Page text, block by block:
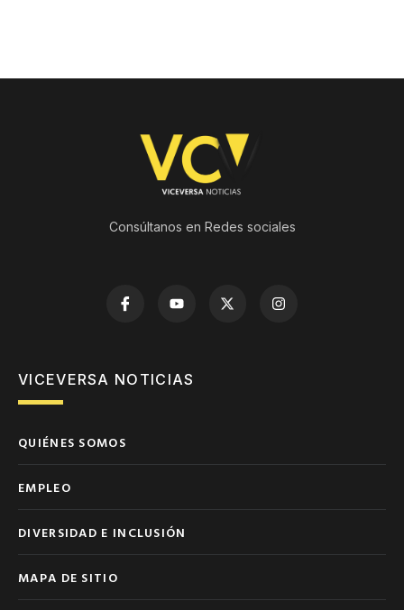
Consúltanos en Redes sociales
VICEVERSA NOTICIAS
QUIÉNES SOMOS
EMPLEO
DIVERSIDAD E INCLUSIÓN
MAPA DE SITIO